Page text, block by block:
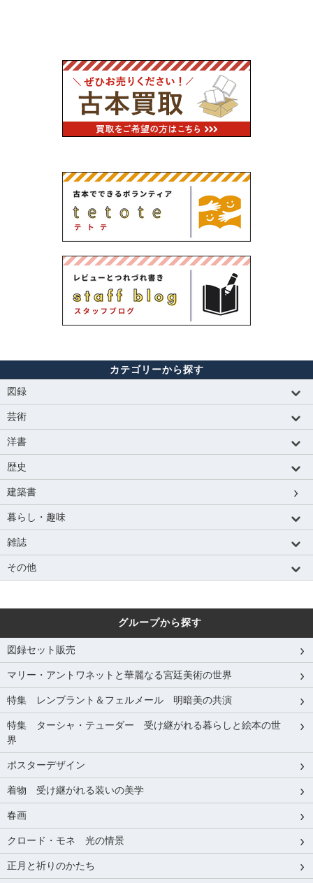
カテゴリーから探す
図録
芸術
洋書
歴史
建築書
暮らし・趣味
雑誌
その他
グループから探す
図録セット販売
マリー・アントワネットと華麗なる宮廷美術の世界
特集 レンブラント＆フェルメール 明暗美の共演
特集 ターシャ・テューダー 受け継がれる暮らしと絵本の世
界
ポスターデザイン
着物 受け継がれる装いの美学
春画
クロード・モネ 光の情景
正月と祈りのかたち